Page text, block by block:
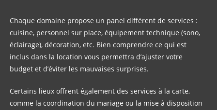
Chaque domaine propose un panel différent de services :
cuisine, personnel sur place, équipement technique (sono,
éclairage), décoration, etc. Bien comprendre ce qui est
inclus dans la location vous permettra d’ajuster votre
budget et d’éviter les mauvaises surprises.
Certains lieux offrent également des services à la carte,
comme la coordination du mariage ou la mise à disposition